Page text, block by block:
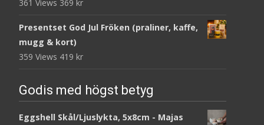
361 Views 369 kr
Presentset God Jul Fröken (praliner, kaffe,
mugg & kort)
359 Views 419 kr
Godis med högst betyg
Eggshell Skål/Ljuslykta, 5x8cm - Majas